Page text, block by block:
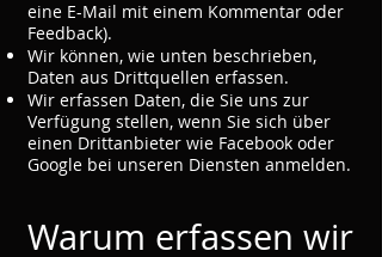
eine E-Mail mit einem Kommentar oder
Feedback).
Wir können, wie unten beschrieben,
Daten aus Drittquellen erfassen.
Wir erfassen Daten, die Sie uns zur
Verfügung stellen, wenn Sie sich über
einen Drittanbieter wie Facebook oder
Google bei unseren Diensten anmelden.
Warum erfassen wir